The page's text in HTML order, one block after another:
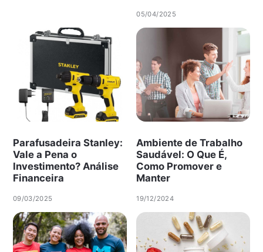
05/04/2025
Parafusadeira Stanley:
Vale a Pena o
Investimento? Análise
Financeira
09/03/2025
Ambiente de Trabalho
Saudável: O Que É,
Como Promover e
Manter
19/12/2024